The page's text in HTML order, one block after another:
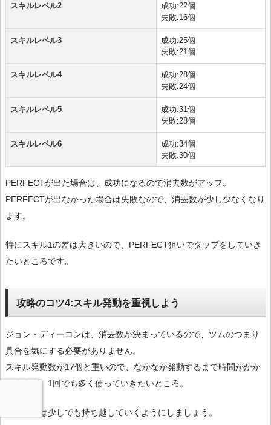
スキルレベル2
成功:22個
失敗:16個
スキルレベル3
成功:25個
失敗:21個
スキルレベル4
成功:28個
失敗:24個
スキルレベル5
成功:31個
失敗:28個
スキルレベル6
成功:34個
失敗:30個
PERFECTが出た場合は、成功になるので消去数がアップ。
PERFECTが出なかった場合は失敗なので、消去数が少し少なくなり
ます。
特にスキル1の差は大きいので、PERFECT狙いでタップをしていき
たいところです。
攻略のコツ4:スキル発動を重視しよう
ジョン・ディーコンは、消去数が決まっているので、ツムのつまり
具合を気にする必要がありません。
スキル発動数が17個と重いので、なかなか発動するまで時間がかか
りますが、1回でも多く使っていきたいところ。
マイツムは少しでも持ち越していくようにしましょう。